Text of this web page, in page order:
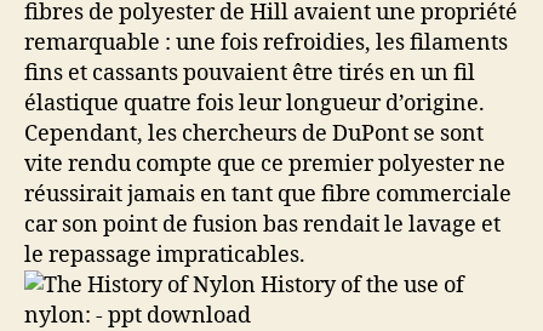
fibres de polyester de Hill avaient une propriété
remarquable : une fois refroidies, les filaments
fins et cassants pouvaient être tirés en un fil
élastique quatre fois leur longueur d’origine.
Cependant, les chercheurs de DuPont se sont
vite rendu compte que ce premier polyester ne
réussirait jamais en tant que fibre commerciale
car son point de fusion bas rendait le lavage et
le repassage impraticables.